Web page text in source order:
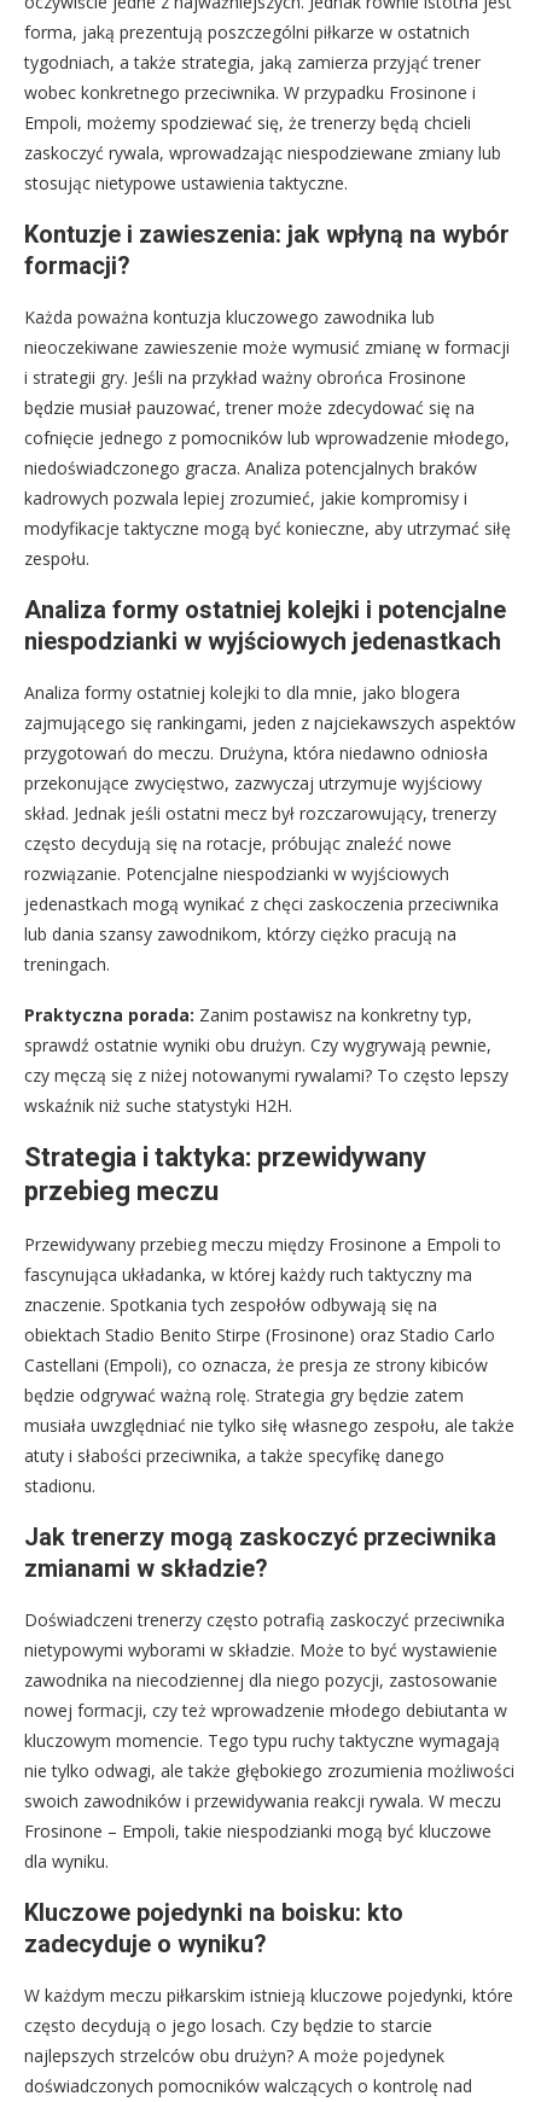
forma, jaką prezentują poszczególni piłkarze w ostatnich
tygodniach, a także strategia, jaką zamierza przyjąć trener
wobec konkretnego przeciwnika. W przypadku Frosinone i
Empoli, możemy spodziewać się, że trenerzy będą chcieli
zaskoczyć rywala, wprowadzając niespodziewane zmiany lub
stosując nietypowe ustawienia taktyczne.
Kontuzje i zawieszenia: jak wpłyną na wybór
formacji?
Każda poważna kontuzja kluczowego zawodnika lub
nieoczekiwane zawieszenie może wymusić zmianę w formacji
i strategii gry. Jeśli na przykład ważny obrońca Frosinone
będzie musiał pauzować, trener może zdecydować się na
cofnięcie jednego z pomocników lub wprowadzenie młodego,
niedoświadczonego gracza. Analiza potencjalnych braków
kadrowych pozwala lepiej zrozumieć, jakie kompromisy i
modyfikacje taktyczne mogą być konieczne, aby utrzymać siłę
zespołu.
Analiza formy ostatniej kolejki i potencjalne
niespodzianki w wyjściowych jedenastkach
Analiza formy ostatniej kolejki to dla mnie, jako blogera
zajmującego się rankingami, jeden z najciekawszych aspektów
przygotowań do meczu. Drużyna, która niedawno odniosła
przekonujące zwycięstwo, zazwyczaj utrzymuje wyjściowy
skład. Jednak jeśli ostatni mecz był rozczarowujący, trenerzy
często decydują się na rotacje, próbując znaleźć nowe
rozwiązanie. Potencjalne niespodzianki w wyjściowych
jedenastkach mogą wynikać z chęci zaskoczenia przeciwnika
lub dania szansy zawodnikom, którzy ciężko pracują na
treningach.
Praktyczna porada: Zanim postawisz na konkretny typ,
sprawdź ostatnie wyniki obu drużyn. Czy wygrywają pewnie,
czy męczą się z niżej notowanymi rywalami? To często lepszy
wskaźnik niż suche statystyki H2H.
Strategia i taktyka: przewidywany
przebieg meczu
Przewidywany przebieg meczu między Frosinone a Empoli to
fascynująca układanka, w której każdy ruch taktyczny ma
znaczenie. Spotkania tych zespołów odbywają się na
obiektach Stadio Benito Stirpe (Frosinone) oraz Stadio Carlo
Castellani (Empoli), co oznacza, że presja ze strony kibiców
będzie odgrywać ważną rolę. Strategia gry będzie zatem
musiała uwzględniać nie tylko siłę własnego zespołu, ale także
atuty i słabości przeciwnika, a także specyfikę danego
stadionu.
Jak trenerzy mogą zaskoczyć przeciwnika
zmianami w składzie?
Doświadczeni trenerzy często potrafią zaskoczyć przeciwnika
nietypowymi wyborami w składzie. Może to być wystawienie
zawodnika na niecodziennej dla niego pozycji, zastosowanie
nowej formacji, czy też wprowadzenie młodego debiutanta w
kluczowym momencie. Tego typu ruchy taktyczne wymagają
nie tylko odwagi, ale także głębokiego zrozumienia możliwości
swoich zawodników i przewidywania reakcji rywala. W meczu
Frosinone – Empoli, takie niespodzianki mogą być kluczowe
dla wyniku.
Kluczowe pojedynki na boisku: kto
zadecyduje o wyniku?
W każdym meczu piłkarskim istnieją kluczowe pojedynki, które
często decydują o jego losach. Czy będzie to starcie
najlepszych strzelców obu drużyn? A może pojedynek
doświadczonych pomocników walczących o kontrolę nad